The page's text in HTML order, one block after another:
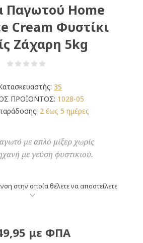
Παγωτού Home
Cream Φυστίκι
Ζάχαρη 5kg
3S
ΠΡΟΪΟΝΤΟΣ: 1028-05
2 έως 5 ημέρες
με απλό μίξερ χωρίς
με γεύση φυστικιού.
στην οποία θέλετε να αποστείλετε
με ΦΠΑ